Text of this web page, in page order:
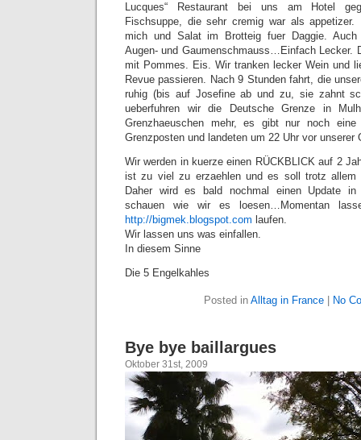
Lucques“ Restaurant bei uns am Hotel
Fischsuppe, die sehr cremig war als
mich und Salat im Brotteig fuer Daggie. Auch
Augen- und Gaumenschmauss…Einfach Lecker.
mit Pommes. Eis. Wir tranken lecker Wein und
Revue passieren. Nach 9 Stunden fahrt, die
ruhig (bis auf Josefine ab und zu, sie zahnt
ueberfuhren wir die Deutsche Grenze in
Grenzhaeuschen mehr, es gibt nur noch
Grenzposten und landeten um 22 Uhr vor unserer
Wir werden in kuerze einen RÜCKBLICK auf 2
ist zu viel zu erzaehlen und es soll trotz allem
Daher wird es bald nochmal einen Update
schauen wie wir es loesen…Momentan
http://bigmek.blogspot.com laufen.
Wir lassen uns was einfallen.
In diesem Sinne
Die 5 Engelkahles
Posted in Alltag in France No
Bye bye baillargues
Oktober 31st, 2009